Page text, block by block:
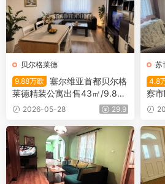
贝尔格莱德
9.88万欧
塞尔维亚首都贝尔格
莱德精装公寓出售43㎡/9.88
万欧2026-05-28 29.9
苏
4.8
察
万欧